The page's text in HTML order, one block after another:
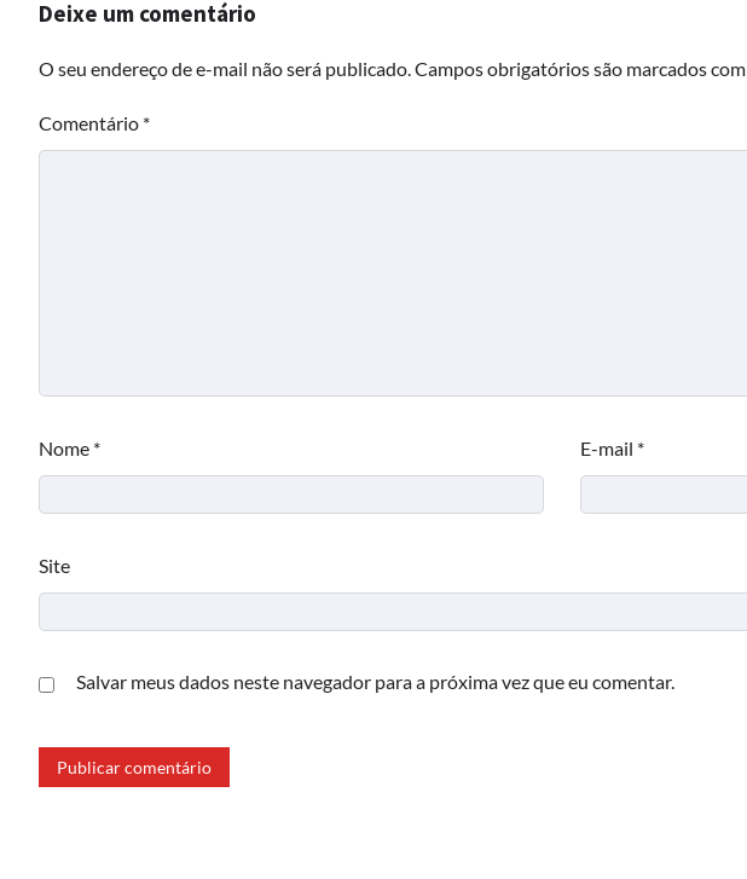
Deixe um comentário
O seu endereço de e-mail não será publicado.Campos obrigatórios são marcados com
Comentário *
Nome * E-mail *
Site
Salvar meus dados neste navegador para a próxima vez que eu comentar.